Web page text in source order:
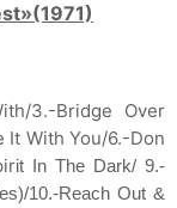
3.-Bridge Over
It With You/6.-Don
it In The Dark/ 9.-
10.-Reach Out &